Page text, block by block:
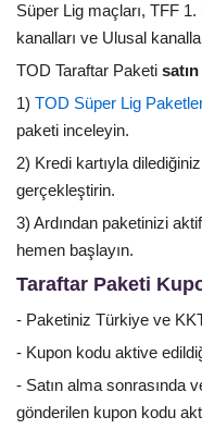
Süper Lig maçları, TFF
kanalları ve Ulusal
TOD Taraftar Paketi
1) TOD Süper Lig
paketi inceleyin.
2) Kredi kartıyla
gerçekleştirin.
3) Ardından paketinizi
hemen başlayın.
Taraftar Paketi
- Paketiniz Türkiye ve
- Kupon kodu aktive
- Satın alma sonrasında
gönderilen kupon kodu